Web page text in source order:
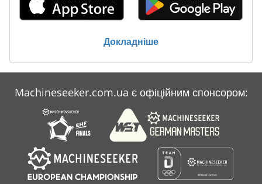
Докладніше
Machineseeker.com.ua є офіційним спонсором: